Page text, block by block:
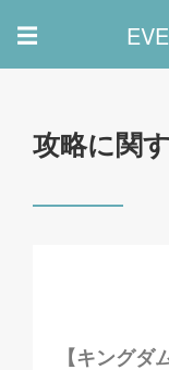
☰
攻略に関
【キングダ